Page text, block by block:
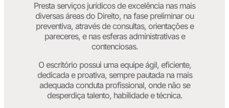
Presta serviços jurídicos de excelência nas mais
diversas áreas do Direito, na fase preliminar ou
preventiva, através de consultas, orientações e
pareceres, e nas esferas administrativas e
contenciosas.
O escritório possui uma equipe ágil, eficiente,
dedicada e proativa, sempre pautada na mais
adequada conduta profissional, onde não se
desperdiça talento, habilidade e técnica.